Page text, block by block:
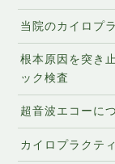
当院のカイロプ
根本原因を突き
ック検査
超音波エコーに
カイロプラクテ